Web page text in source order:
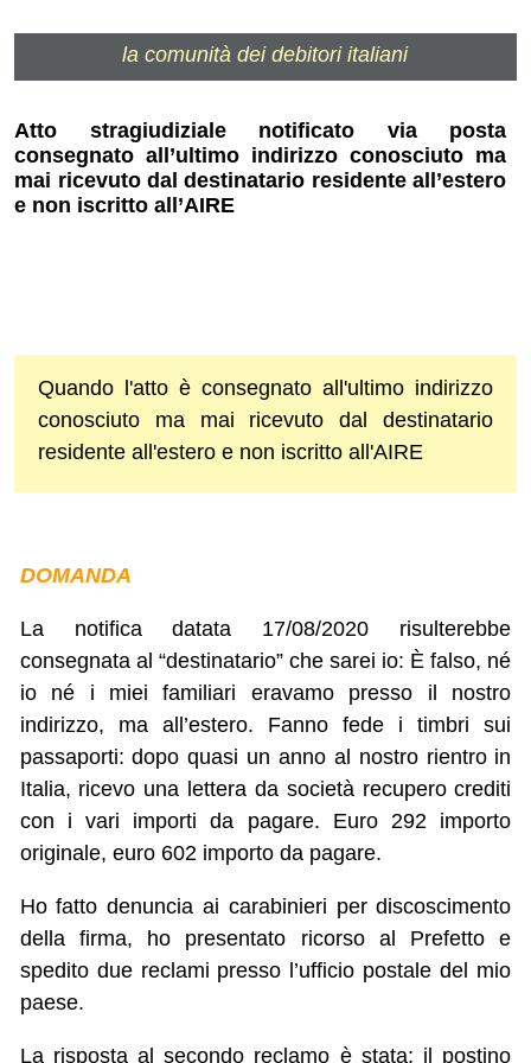
la comunità dei debitori italiani
Atto stragiudiziale notificato via posta
consegnato all’ultimo indirizzo conosciuto ma
mai ricevuto dal destinatario residente all’estero
e non iscritto all’AIRE
Quando l'atto è consegnato all'ultimo indirizzo
conosciuto ma mai ricevuto dal destinatario
residente all'estero e non iscritto all'AIRE
DOMANDA
La notifica datata 17/08/2020 risulterebbe
consegnata al “destinatario” che sarei io: È falso, né
io né i miei familiari eravamo presso il nostro
indirizzo, ma all’estero. Fanno fede i timbri sui
passaporti: dopo quasi un anno al nostro rientro in
Italia, ricevo una lettera da società recupero crediti
con i vari importi da pagare. Euro 292 importo
originale, euro 602 importo da pagare.
Ho fatto denuncia ai carabinieri per discoscimento
della firma, ho presentato ricorso al Prefetto e
spedito due reclami presso l’ufficio postale del mio
paese.
La risposta al secondo reclamo è stata: il postino